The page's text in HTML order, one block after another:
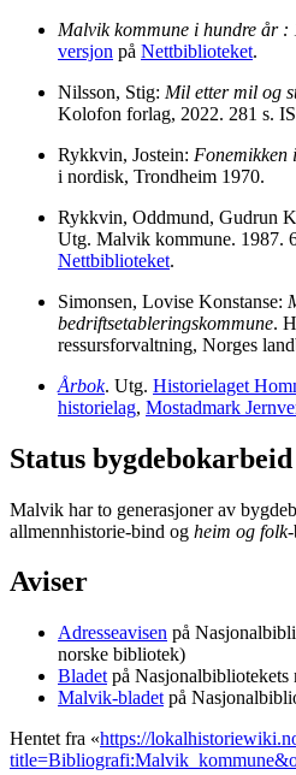
Malvik kommune i hundre år :
versjon på Nettbiblioteket.
Nilsson, Stig: Mil etter mil og
Kolofon forlag, 2022. 281 s.
Rykkvin, Jostein: Fonemikken
i nordisk, Trondheim 1970.
Rykkvin, Oddmund, Gudrun
Utg. Malvik kommune. 1987.
Nettbiblioteket.
Simonsen, Lovise Konstanse:
bedriftsetableringskommune.
ressursforvaltning, Norges
Årbok. Utg. Historielaget
historielag, Mostadmark
Status bygdebokarbeid
Malvik har to generasjoner av
allmennhistorie-bind og heim og folk
Aviser
Adresseavisen på
norske bibliotek)
Bladet på Nasjonalbibliotekets
Malvik-bladet på
Hentet fra «https://